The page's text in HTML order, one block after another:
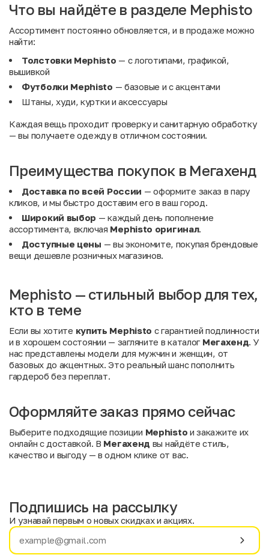
Что вы найдёте в разделе Mephisto
Ассортимент постоянно обновляется, и в продаже можно
найти:
Толстовки Mephisto — с логотипами, графикой,
вышивкой
Футболки Mephisto — базовые и с акцентами
Штаны, худи, куртки и аксессуары
Каждая вещь проходит проверку и санитарную обработку
— вы получаете одежду в отличном состоянии.
Преимущества покупок в Мегахенд
Доставка по всей России — оформите заказ в пару
кликов, и мы быстро доставим его в ваш город.
Широкий выбор — каждый день пополнение
ассортимента, включая Mephisto оригинал.
Доступные цены — вы экономите, покупая брендовые
вещи дешевле розничных магазинов.
Mephisto — стильный выбор для тех,
кто в теме
Если вы хотите купить Mephisto с гарантией подлинности
и в хорошем состоянии — загляните в каталог Мегахенд. У
нас представлены модели для мужчин и женщин, от
базовых до акцентных. Это реальный шанс пополнить
гардероб без переплат.
Оформляйте заказ прямо сейчас
Выберите подходящие позиции Mephisto и закажите их
онлайн с доставкой. В Мегахенд вы найдёте стиль,
качество и выгоду — в одном клике от вас.
Имя
Подпишись на рассылку
И узнавай первым о новых скидках и акциях.